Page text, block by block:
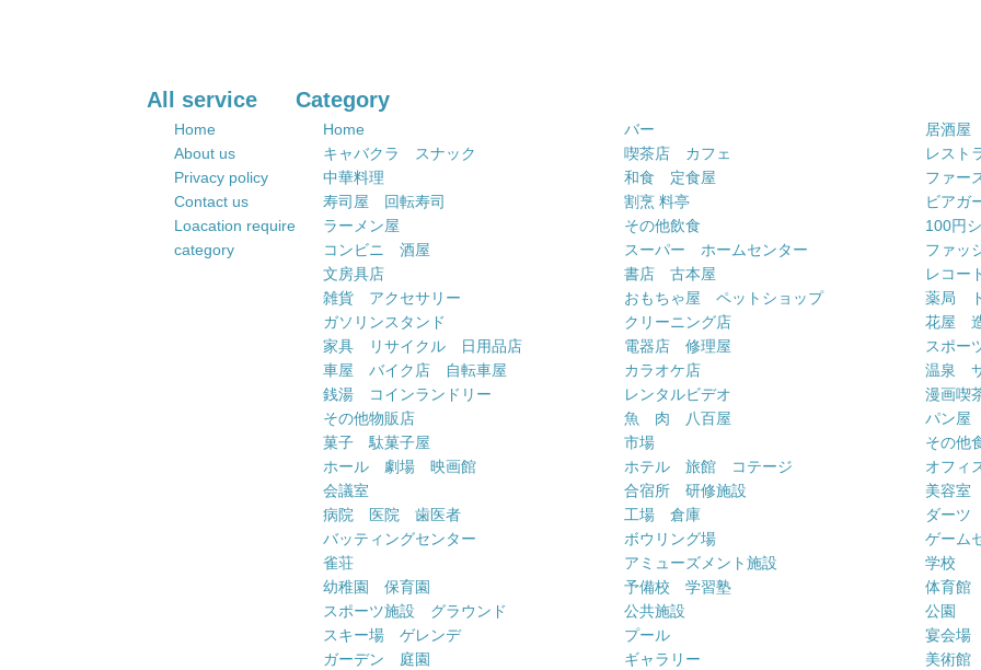
All service
Home
About us
Privacy policy
Contact us
Loacation require
category
Category
Home バー
居酒屋
キャバクラ スナック
喫茶店 カフェ
レスト
中華料理
和食 定食屋
ファー
寿司屋 回転寿司
割烹 料亭
ビアガ
ラーメン屋
その他飲食
100円
コンビニ 酒屋
スーパー ホームセンター
ファッ
文房具店
書店 古本屋
レコー
雑貨 アクセサリー
おもちゃ屋 ペットショップ
薬局
ガソリンスタンド
クリーニング店
花屋
家具 リサイクル 日用品店
電器店 修理屋
スポー
車屋 バイク店 自転車屋
カラオケ店
温泉
銭湯 コインランドリー
レンタルビデオ
漫画喫
その他物販店
魚 肉 八百屋
パン屋
菓子 駄菓子屋
市場
その他
ホール 劇場 映画館
ホテル 旅館 コテージ
オフィ
会議室
合宿所 研修施設
美容室
病院 医院 歯医者
工場 倉庫
ダーツ
バッティングセンター
ボウリング場
ゲーム
雀荘
アミューズメント施設
学校
幼稚園 保育園
予備校 学習塾
体育館
スポーツ施設 グラウンド
公共施設
公園
スキー場 ゲレンデ
プール
宴会場
ガーデン 庭園
ギャラリー 美術館